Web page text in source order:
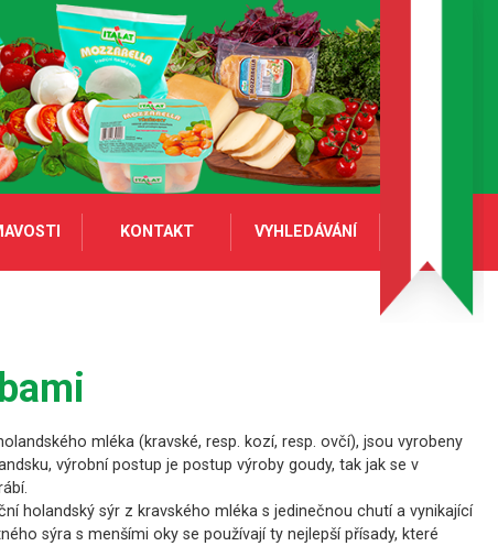
KONTAKT VYHLEDÁVÁNÍ
mléka (kravské, resp. kozí, resp. ovčí), jsou vyrobeny
výrobní postup je postup výroby goudy, tak jak se v
holandský sýr z kravského mléka s jedinečnou chutí a vynikající
sýra s menšími oky se používají ty nejlepší přísady, které